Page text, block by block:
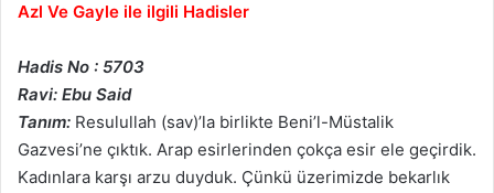
Azl Ve Gayle ile ilgili Hadisler
Hadis No : 5703
Ravi: Ebu Said
Tanım: Resulullah (sav)’la birlikte Beni’l-Müstalik
Gazvesi’ne çıktık. Arap esirlerinden çokça esir ele geçirdik.
Kadınlara karşı arzu duyduk. Çünkü üzerimizde bekarlık